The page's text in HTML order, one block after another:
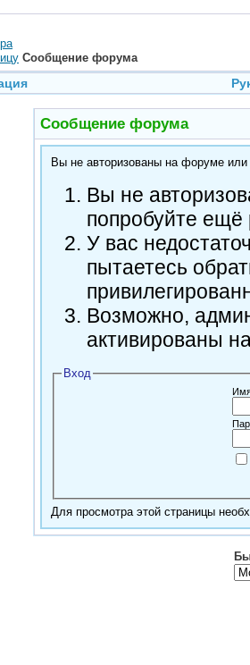
Сообщение форума
Сообщение форума
Вы не авторизованы на форуме или
Вы не
попробуйте ещё
У вас
пытаетесь
Возможно,
активированы
Вход
Для просмотра этой страницы